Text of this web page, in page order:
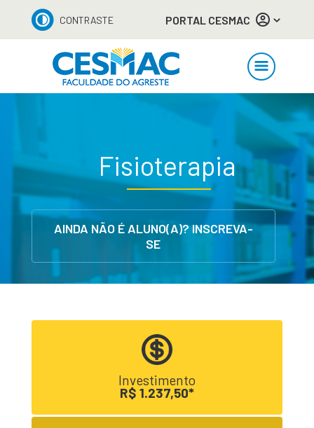
CONTRASTE PORTAL CESMAC
Fisioterapia
AINDA NÃO É ALUNO(A)? INSCREVA-
SE
Investimento
R$ 1.237,50*